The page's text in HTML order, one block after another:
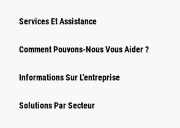
Services Et Assistance
Comment Pouvons-Nous Vous Aider ?
Informations Sur L'entreprise
Solutions Par Secteur